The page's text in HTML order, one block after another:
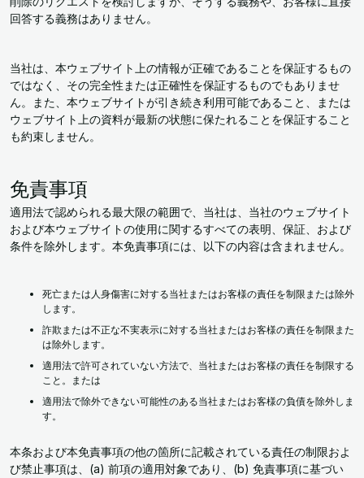
回答する義務はありません。
当社は、本ウェブサイト上の情報が正確であることを保証するもの
ではなく、その完全性または正確性を保証するものでもありませ
ん。また、本ウェブサイトが引き続き利用可能であること、または
ウェブサイト上の資料が最新の状態に保たれることを保証すること
も約束しません。
免責事項
適用法で認められる最大限の範囲で、当社は、当社のウェブサイト
および本ウェブサイトの使用に関するすべての表明、保証、および
条件を除外します。本免責事項には、以下の内容は含まれません。
死亡または人身傷害に対する当社またはお客様の責任を制限または除外
します。
詐欺または不正な不実表示に対する当社またはお客様の責任を制限また
は除外します。
適用法で許可されていない方法で、当社またはお客様の責任を制限する
こと。または
適用法で除外できない可能性のある当社またはお客様の負債を除外しま
す。
本条および本免責事項の他の箇所に記載されている責任の制限およ
び禁止事項は、(a) 前項の適用対象であり、(b) 免責事項に基づい